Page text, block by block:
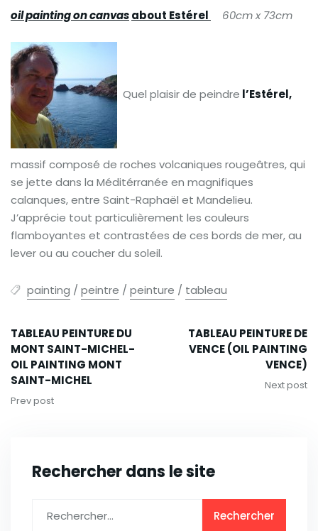
oil painting on canvasabout Estérel 60cm x 73cm
Quel plaisir de peindre l’Estérel,
massif composé de roches volcaniques rougeâtres, qui
se jette dans la Méditérranée en magnifiques
calanques, entre Saint-Raphaël et Mandelieu.
J’apprécie tout particulièrement les couleurs
flamboyantes et contrastées de ces bords de mer, au
lever ou au coucher du soleil.
painting / peintre / peinture / tableau
TABLEAU PEINTURE DU
MONT SAINT-MICHEL-
OIL PAINTING MONT
SAINT-MICHEL
Prev post
TABLEAU PEINTURE DE
VENCE (OIL PAINTING
VENCE)
Next post
Rechercher dans le site